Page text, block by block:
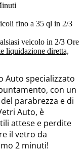
fino a 35 ql in 2/3
veicolo in 2/3 Ore
liquidazione diretta,
Auto specializzato
con un
parabrezza e di
Auto, è
attese e perdite
il vetro da
2 minuti!